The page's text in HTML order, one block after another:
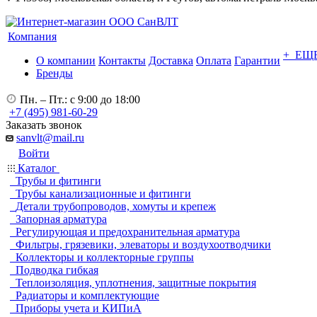
Компания
О компании
Бренды
Контакты Доставка Оплата Гарантии +
Пн. – Пт.: с 9:00 до 18:00
+7 (495) 981-60-29
Заказать звонок
sanvlt@mail.ru
Войти
Каталог
Трубы и фитинги
Трубы канализационные и фитинги
Детали трубопроводов, хомуты и крепеж
Запорная арматура
Регулирующая и предохранительная арматура
Фильтры, грязевики, элеваторы и воздухоотводчики
Коллекторы и коллекторные группы
Подводка гибкая
Теплоизоляция, уплотнения, защитные покрытия
Радиаторы и комплектующие
Приборы учета и КИПиА